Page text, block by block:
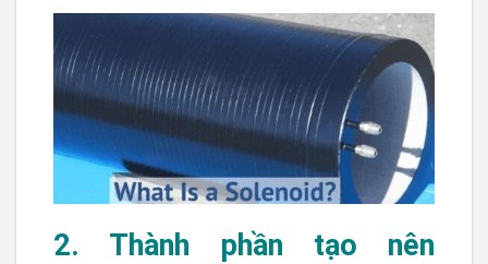
2. Thành phần tạo nên